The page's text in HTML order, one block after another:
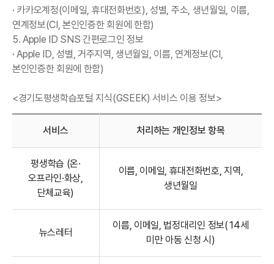
· 카카오계정(이메일, 휴대전화번호), 성별, 주소, 생년월일, 이름,
연계정보(CI, 본인인증한 회원에 한함)
5. Apple ID SNS 간편로그인 정보
· Apple ID, 성별, 거주지역, 생년월일, 이름, 연계정보(CI,
본인인증한 회원에 한함)
<경기도평생학습포털 지식(GSEEK) 서비스 이용 정보>
서비스 처리하는 개인정보 항목
평생학습 (온·
오프라인·화상,
단체교육)
이름, 이메일, 휴대전화번호, 지역,
생년월일
뉴스레터
이름, 이메일, 법정대리인 정보(14세
미만 아동 신청 시)